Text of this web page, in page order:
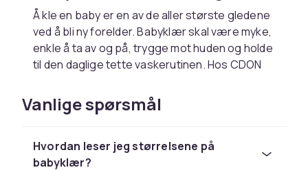
Å kle en baby er en av de aller største gledene
ved å bli ny forelder. Babyklær skal være myke,
enkle å ta av og på, trygge mot huden og holde
til den daglige tette vaskerutinen. Hos CDON
fra de aller minste størrelsene og opp, med
fokus på komfort, sikkerhet og hudvennlige
I baby-sortimentet vårt finner du alt fra
Vanlige spørsmål
Hvordan leser jeg størrelsene på
babyklær?